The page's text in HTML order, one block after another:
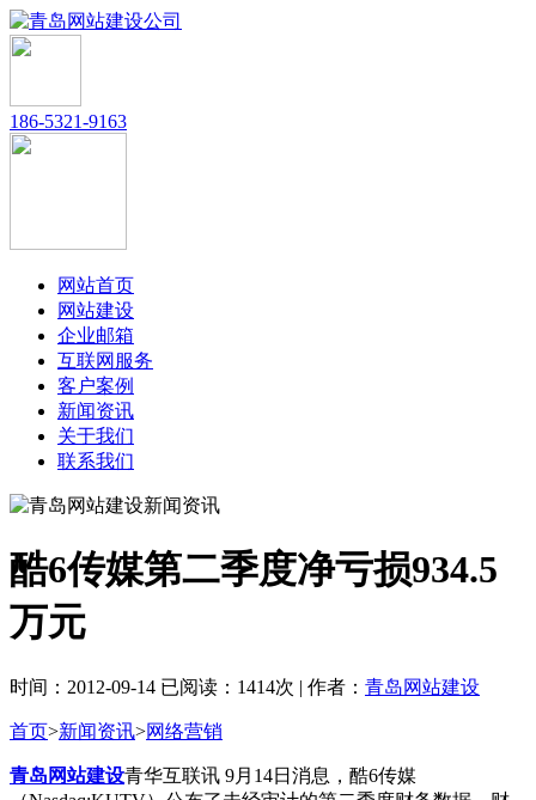
186-5321-9163
网站首页
网站建设
企业邮箱
互联网服务
客户案例
新闻资讯
关于我们
联系我们
酷6传媒第二季度净亏损934.5
万元
时间：2012-09-14 已阅读：1414次 | 作者： 青岛网站建设
首页>新闻资讯>网络营销
青岛网站建设青华互联讯 9月14日消息，酷6传媒